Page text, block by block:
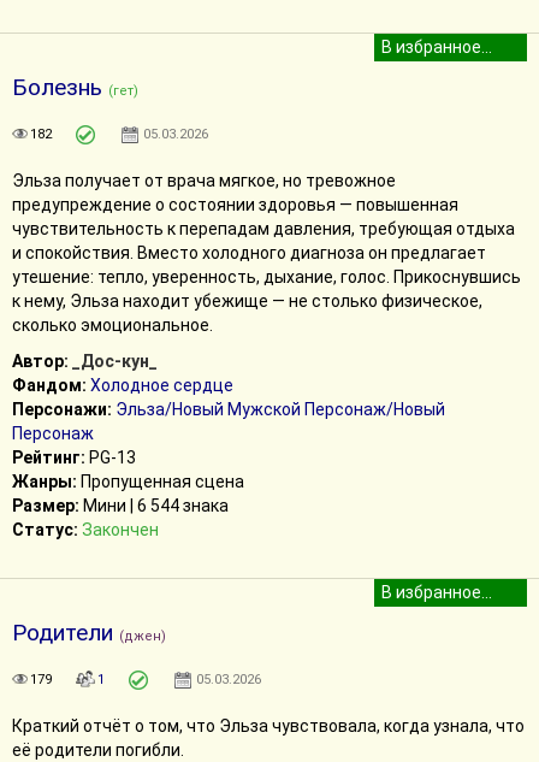
Болезнь (гет)
182 05.03.2026
Эльза получает от врача мягкое, но тревожное
предупреждение о состоянии здоровья — повышенная
чувствительность к перепадам давления, требующая отдыха
и спокойствия. Вместо холодного диагноза он предлагает
утешение: тепло, уверенность, дыхание, голос. Прикоснувшись
к нему, Эльза находит убежище — не столько физическое,
сколько эмоциональное.
Автор:
_Дос-кун_
Фандом: Холодное сердце
Персонажи: Эльза/Новый Мужской Персонаж/Новый
Персонаж
Рейтинг: PG-13
Жанры: Пропущенная сцена
Размер: Мини | 6 544 знака
Статус: Закончен
Родители (джен)
179 1 05.03.2026
Краткий отчёт о том, что Эльза чувствовала, когда узнала, что
её родители погибли.